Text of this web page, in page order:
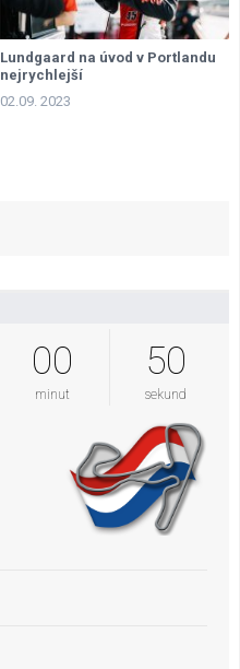
Lundgaard na úvod v Portlandu
nejrychlejší
02.09. 2023
00
minut
49
sekund